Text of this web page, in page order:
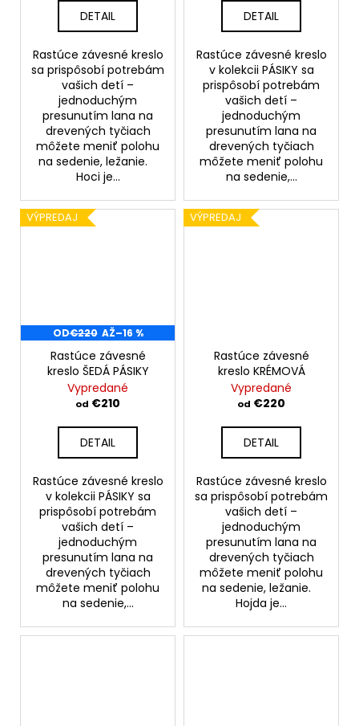
DETAIL
Rastúce závesné kreslo
sa prispôsobí potrebám
vašich detí –
jednoduchým
presunutím lana na
drevených tyčiach
môžete meniť polohu
na sedenie, ležanie.
Hoci je...
DETAIL
Rastúce závesné kreslo
v kolekcii PÁSIKY sa
prispôsobí potrebám
vašich detí –
jednoduchým
presunutím lana na
drevených tyčiach
môžete meniť polohu
na sedenie,...
VÝPREDAJ
OD€220 AŽ–16 %
Rastúce závesné
kreslo ŠEDÁ PÁSIKY
Vypredané
od €210
DETAIL
Rastúce závesné kreslo
v kolekcii PÁSIKY sa
prispôsobí potrebám
vašich detí –
jednoduchým
presunutím lana na
drevených tyčiach
môžete meniť polohu
na sedenie,...
VÝPREDAJ
Rastúce závesné
kreslo KRÉMOVÁ
Vypredané
od €220
DETAIL
Rastúce závesné kreslo
sa prispôsobí potrebám
vašich detí –
jednoduchým
presunutím lana na
drevených tyčiach
môžete meniť polohu
na sedenie, ležanie.
Hojda je...